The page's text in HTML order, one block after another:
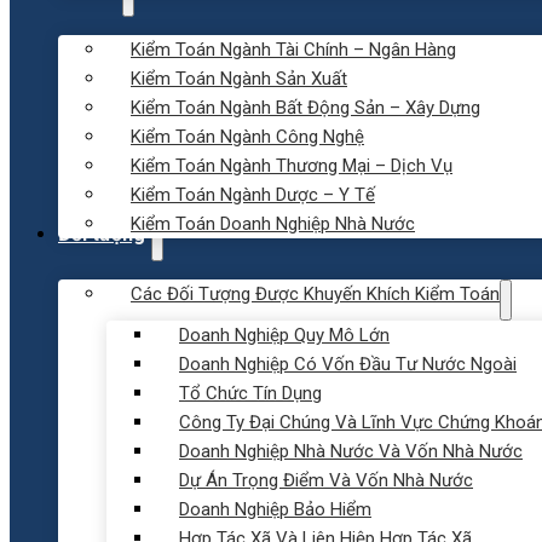
Kiểm Toán Ngành Tài Chính – Ngân Hàng
Kiểm Toán Ngành Sản Xuất
Kiểm Toán Ngành Bất Động Sản – Xây Dựng
Kiểm Toán Ngành Công Nghệ
Kiểm Toán Ngành Thương Mại – Dịch Vụ
Kiểm Toán Ngành Dược – Y Tế
Kiểm Toán Doanh Nghiệp Nhà Nước
Đối tượng
Các Đối Tượng Được Khuyến Khích Kiểm Toán
Doanh Nghiệp Quy Mô Lớn
Doanh Nghiệp Có Vốn Đầu Tư Nước Ngoài
Tổ Chức Tín Dụng
Công Ty Đại Chúng Và Lĩnh Vực Chứng
Doanh Nghiệp Nhà Nước Và Vốn Nhà Nước
Dự Án Trọng Điểm Và Vốn Nhà Nước
Doanh Nghiệp Bảo Hiểm